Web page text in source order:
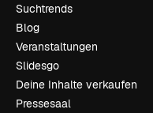
Suchtrends
Blog
Veranstaltungen
Slidesgo
Deine Inhalte verkaufen
Pressesaal